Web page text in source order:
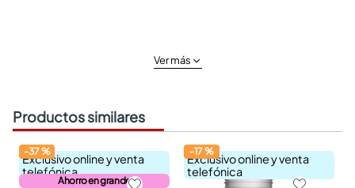
Ver más
Productos similares
Exclusivo online y venta
telefónica
Ahorro en grande
-37%
Exclusivo online y venta
telefónica
-17%